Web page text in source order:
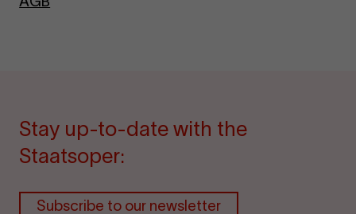
Stay up-to-date with the
Staatsoper:
Subscribe to our newsletter